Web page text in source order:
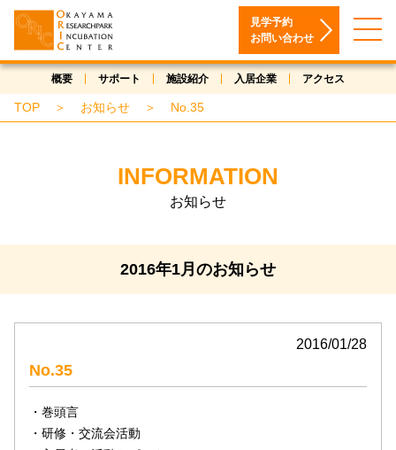
見学予約
お問い合わせ
概要 サポート 施設紹介 入居企業 アクセス
TOP ＞ お知らせ ＞ No.35
INFORMATION
お知らせ
2016年1月のお知らせ
2016/01/28
No.35
・巻頭言
・研修・交流会活動